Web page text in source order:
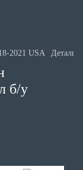
2021 USA Детали
б/у